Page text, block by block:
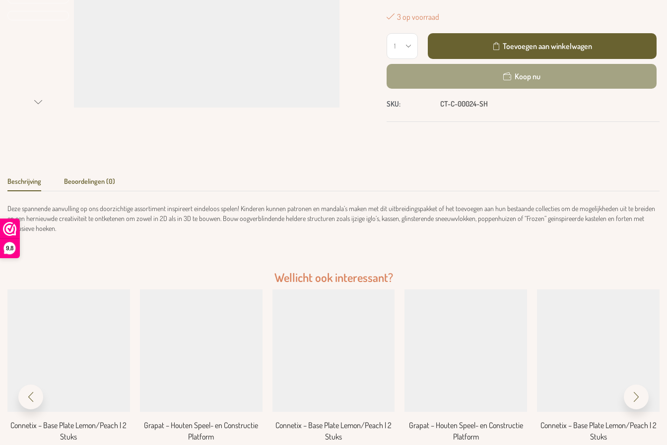
9,8
3 op voorraad
Toevoegen aan winkelwagen
Koop nu
SKU: CT-C-00024-SH
Beschrijving Beoordelingen (0)
Deze spannende aanvulling op ons doorzichtige assortiment inspireert eindeloos spelen! Kinderen kunnen patronen en mandala’s maken met dit uitbreidingspakket of het toevoegen aan hun bestaande collecties om de mogelijkheden uit te breiden
en een hernieuwde creativiteit te ontketenen om zowel in 2D als in 3D te bouwen. Bouw oogverblindende heldere structuren zoals ijzige iglo’s, kassen, glinsterende sneeuwvlokken, poppenhuizen of “Frozen” geïnspireerde kastelen en forten met
exclusieve hoeken.
Wellicht ook interessant?
Connetix – Base Plate Lemon/Peach | 2
Stuks
Grapat – Houten Speel- en Constructie
Platform
Connetix – Base Plate Lemon/Peach | 2
Stuks
Grapat – Houten Speel- en Constructie
Platform
Connetix – Base Plate Lemon/Peach | 2
Stuks